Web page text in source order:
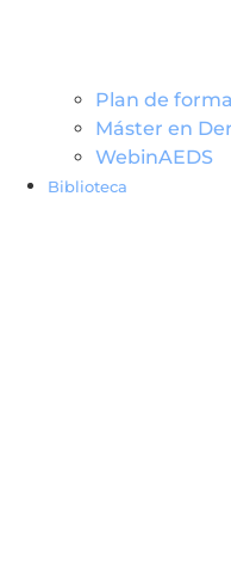
Plan de
Máster en
WebinAEDS
Biblioteca